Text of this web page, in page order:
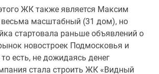
ЖК также является Максим
весьма масштабный (31 дом), но
стартовала раньше объявлений о
новостроек Подмосковья и
есть, не дожидаясь денег
стала строить ЖК «Видный